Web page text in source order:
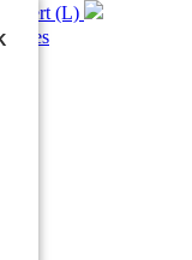
Weert (L)